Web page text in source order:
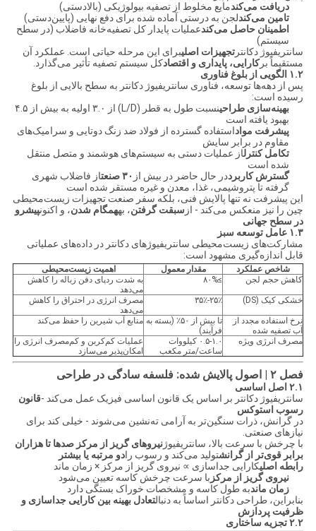
دریافت می‌کندمایع مخلوط از تصفیه بیولوژیکی (بالادستی)
تامین می‌کندلجن به درستی آماده شده برای دفع نهایی (پایین‌دستی)
اطمینان حاصل می‌کندعملیات پایدار کل تصفیه‌خانه فاضلاب (در سطح
سیستم)
سانتریفیوژ دکانتر تجهیزات اصلیبرای این مرحله حیاتی است. عملکرد آن
مستقیماً برکارایی، پایداری و اقتصادکل سیستم تصفیه تأثیر می‌گذارد.
۱.۲ الگویی از بلوغ فناوری
پس از دهه‌ها توسعه، فناوری سانتریفیوژ دکانتر به سطح بالایی از بلوغ
رسیده است:
بهینه‌سازی طراحی
نسبت طول به قطر (L/D) از ۳.۰ اولیه به بیش از ۴.۵
بهبود یافته است
پیشرفت مواداستفاده گسترده از فولاد ضد زنگ دوتایی و سرامیک‌های
مقاوم در برابر سایش
تکامل کنترلاز عملیات دستی به سیستم‌های هوشمند و متصل منتقل
شده است
گسترش کاربرددر حال حاضر در بیش از ۳۰ صنعت
از فاضلاب شهری
گرفته تا پتروشیمی، غذا، معدن و غیره مستقر شده است
این پیشرفت نه تنها پالایش فنی، بلکه سفر صنعت تجهیزات زیست‌محیطی
چین را نیز منعکس می‌کند - از سبقت گرفتن، بههمگام شدن، و اکنونپیشرو
در سطح جهانی
۱.۳ عامل توسعه سبز
مشارکت‌های زیست‌محیطی سانتریفیوژهای دکانتر در داده‌های عملیاتی
قابل اندازه‌گیری مشهود است:
شاخص عملکرد مقدار معمول
اهمیت زیست‌محیطی
کاهش حجم لجن
≥۸۰%
به شدت ردپای دفن زباله را کاهش
می‌دهد
خشکی کیک (DS)
۲۵٪-۳۵٪
مصرف انرژی در احتراق را کاهش
می‌دهد
نرخ استفاده مجدد از
آب تصفیه شده
تا بیش از ۵۰٪ (بسته به
فرآیند)
منابع آب شیرین را حفظ می‌کند
مصرف انرژی ویژه
۰.۵-۱.۰ کیلووات
ساعت/متر مکعب
عملیات کم‌کربن و کم‌مصرف انرژی را
امکان‌پذیر می‌سازد
فصل ۲ | اصول پالایش شده: فلسفه سادگی در طراحی
۲.۱ اصل اساسی
سانتریفیوژ دکانتر بر اساس یک قانون اساسی فیزیک عمل می‌کند -قانون
رسوب استوکس
در گرانش، ذرات سنگین‌تر به آرامی ته‌نشین می‌شوند - خیلی کند برای
نیازهای صنعتی.
با چرخش با سرعت بالا، سانتریفیوژنیروهای گریز از مرکز صدها تا هزاران
برابر قوی‌تر از گرانشتولید می‌کند و رسوب رادو مرتبه یا بیشتر
رابطه اصلیکارایی جداسازی ∝ نیروی گریز از مرکز × زمان ماند
نیروی گریز از مرکز با سرعت چرخش کاسه تعیین می‌شود
زمان ماندبه طول کاسه و مشخصات خوراک بستگی دارد
بنابراین، طراحی دکانتر اساساً به دنبالتعادل بهینه بین کارایی جداسازی و
ظرفیت پردازش
۲.۲ تجزیه ساختاری